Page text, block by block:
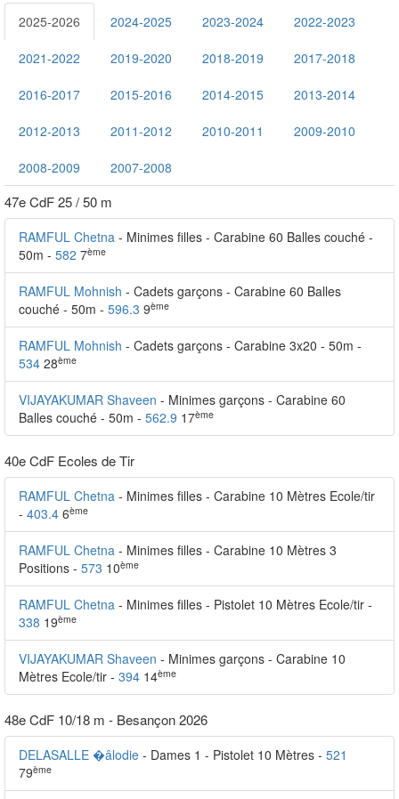
2025-2026 2024-2025 2023-2024 2022-2023
2021-2022 2019-2020 2018-2019 2017-2018
2016-2017 2015-2016 2014-2015 2013-2014
2012-2013 2011-2012 2010-2011 2009-2010
2008-2009 2007-2008
47e CdF 25 / 50 m
RAMFUL Chetna - Minimes filles - Carabine 60 Balles couché -
50m - 582 7ème
RAMFUL Mohnish - Cadets garçons - Carabine 60 Balles
couché - 50m - 596.3 9ème
RAMFUL Mohnish - Cadets garçons - Carabine 3x20 - 50m -
534 28ème
VIJAYAKUMAR Shaveen - Minimes garçons - Carabine 60
Balles couché - 50m - 562.9 17ème
40e CdF Ecoles de Tir
RAMFUL Chetna - Minimes filles - Carabine 10 Mètres Ecole/tir
- 403.4 6ème
RAMFUL Chetna - Minimes filles - Carabine 10 Mètres 3
Positions - 573 10ème
RAMFUL Chetna - Minimes filles - Pistolet 10 Mètres Ecole/tir -
338 19ème
VIJAYAKUMAR Shaveen - Minimes garçons - Carabine 10
Mètres Ecole/tir - 394 14ème
48e CdF 10/18 m - Besançon 2026
DELASALLE �âlodie - Dames 1 - Pistolet 10 Mètres - 521
79ème